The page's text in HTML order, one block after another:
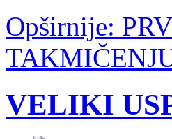
Opširnije:
VELIKI